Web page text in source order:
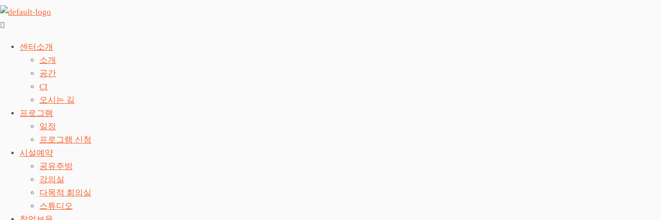
센터소개
소개
공간
CI
오시는 길
프로그램
일정
프로그램 신청
시설예약
공유주방
강의실
다목적 회의실
스튜디오